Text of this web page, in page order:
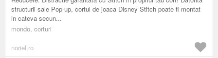
structurii sale Pop-up, cortul de joaca Disney Stitch poate fi montat
in cateva secun...
mondo, corturi
noriel.ro